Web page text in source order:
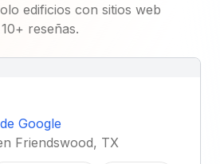
edificios con sitios web
reseñas.
Google
Friendswood, TX